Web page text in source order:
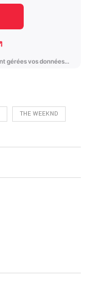
THE WEEKND